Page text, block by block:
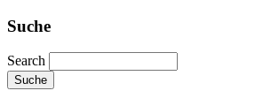
Suche
Search